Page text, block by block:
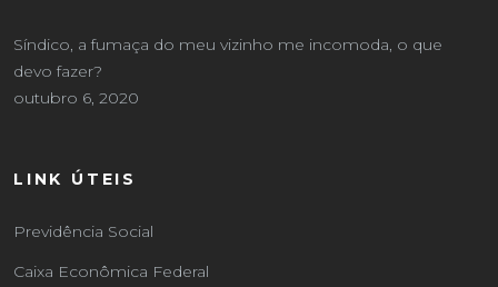
Síndico, a fumaça do meu vizinho me incomoda, o que
devo fazer?
outubro 6, 2020
LINK ÚTEIS
Previdência Social
Caixa Econômica Federal